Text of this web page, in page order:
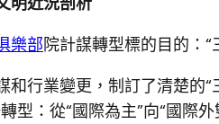
樂部院計謀轉型標的目的：“
和行業變更，制訂了清楚的“
型：從“國際為主”向“國際